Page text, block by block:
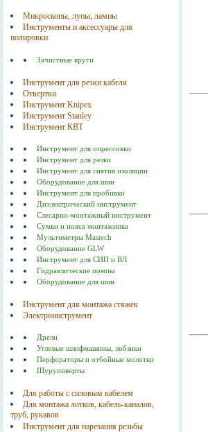
Микроскопы, лупы, лампы
Инструменты и аксессуары для
полировки
Зачистные круги
Инструмент для резки кабеля
Отвертки
Инструмент Knipex
Инструмент Stanley
Инструмент КВТ
Инструмент для опрессовки
Инструмент для резки
Инструмент для снятия изоляции
Оборудование для шин
Инструмент для пробивки
Диэлектрический инструмент
Слесарно-монтажный инструмент
Сумки и пояса монтажника
Мультиметры Mastech
Оборудование GLW
Инструмент для СИП и ВЛ
Гидравлические помпы
Оборудование для шин
Инструмент для монтажа стяжек
Электроинструмент
Дрели
Угловые шлифмашины, лобзики
Перфораторы и отбойные молотки
Шуруповерты
Для работы с силовым кабелем
Для монтажа лотков, кабель-каналов,
труб, рукавов
Инструмент для нарезания резьбы